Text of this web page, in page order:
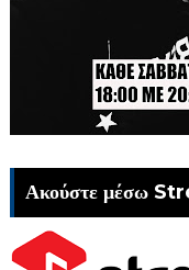
Ακούστε μέσω